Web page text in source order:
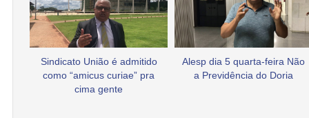
Sindicato União é admitido
como “amicus curiae” pra
cima gente
Alesp dia 5 quarta-feira Não
a Previdência do Doria